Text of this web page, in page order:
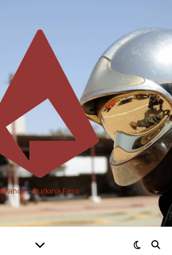
France – Burkina Faso